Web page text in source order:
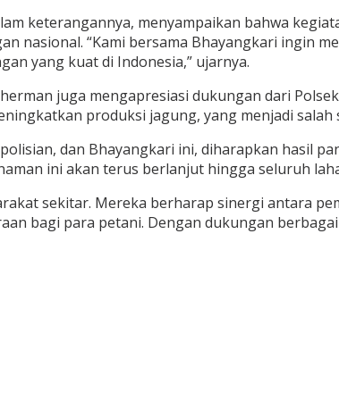
keterangannya, menyampaikan bahwa
nasional. “Kami bersama Bhayangkari ingin
yang kuat di Indonesia,” ujarnya.
juga mengapresiasi dukungan dari
produksi jagung, yang menjadi
dan Bhayangkari ini, diharapkan hasil
ini akan terus berlanjut hingga seluruh
sekitar. Mereka berharap sinergi antara
bagi para petani. Dengan dukungan